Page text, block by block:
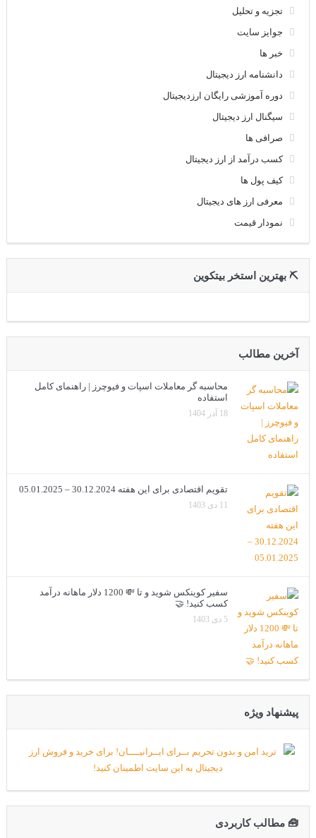
تجزیه و تحلیل
جوایز سایت
خبر ها
دانشنامه ارز دیجیتال
دوره آموزشی رایگان ارزدیجیتال
سیگنال ارز دیجیتال
صرافی ها
کسب درآمد از ارز دیجیتال
کیف پول ها
معرفی ارز های دیجیتال
نمودار قیمت
⛏ بهترین استخر بیتکوین
آخرین مطالب
محاسبه گر معاملات اسپات و فیوچرز | راهنمای کامل
استفاده
18 آذر 1404
تقویم اقتصادی برای این هفته 30.12.2024 – 05.01.2025
11 دی 1403
سفیر کوینکس شوید و تا 💸 1200 دلار ماهانه درآمد
کسب کنید! 🤝
5 دی 1403
پیشنهاد ویژه
🧰 مطالب کاربردی